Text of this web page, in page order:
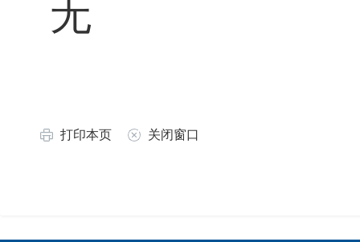
无
打印本页 关闭窗口